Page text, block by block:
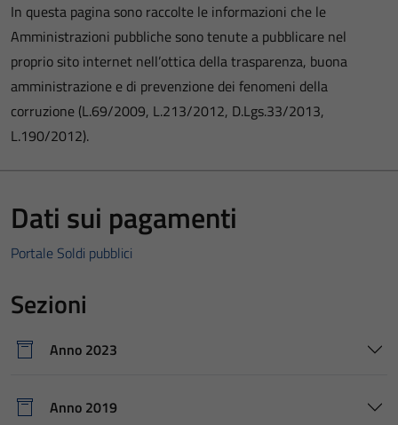
In questa pagina sono raccolte le informazioni che le
Amministrazioni pubbliche sono tenute a pubblicare nel
proprio sito internet nell’ottica della trasparenza, buona
amministrazione e di prevenzione dei fenomeni della
corruzione (L.69/2009, L.213/2012, D.Lgs.33/2013,
L.190/2012).
Dati sui pagamenti
Portale Soldi pubblici
Sezioni
Anno 2023
Anno 2019